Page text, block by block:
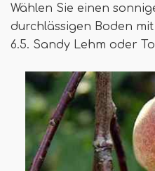
Wählen Sie einen
durchlässigen Boden
6.5. Sandy Lehm oder